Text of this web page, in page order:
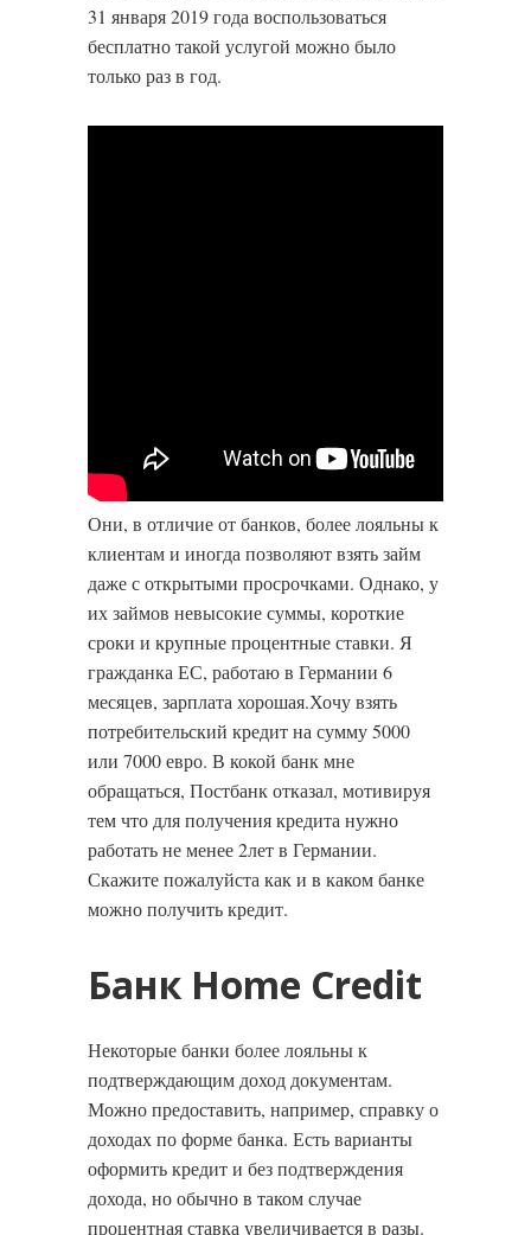
31 января 2019 года воспользоваться
бесплатно такой услугой можно было
только раз в год.
Они, в отличие от банков, более лояльны к
клиентам и иногда позволяют взять займ
даже с открытыми просрочками. Однако, у
их займов невысокие суммы, короткие
сроки и крупные процентные ставки. Я
гражданка ЕС, работаю в Германии 6
месяцев, зарплата хорошая.Хочу взять
потребительский кредит на сумму 5000
или 7000 евро. В кокой банк мне
обращаться, Постбанк отказал, мотивируя
тем что для получения кредита нужно
работать не менее 2лет в Германии.
Скажите пожалуйста как и в каком банке
можно получить кредит.
Банк Home Credit
Некоторые банки более лояльны к
подтверждающим доход документам.
Можно предоставить, например, справку о
доходах по форме банка. Есть варианты
оформить кредит и без подтверждения
дохода, но обычно в таком случае
процентная ставка увеличивается в разы.